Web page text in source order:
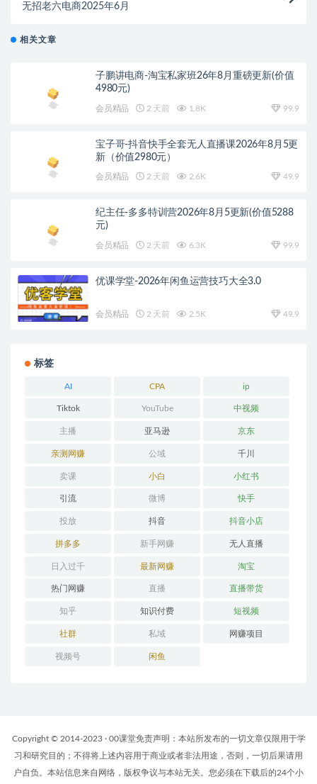
无招老六电商2025年6月
相关文章
子鹏讲电商-淘宝私家班26年8月重磅更新(价值
4980元)
会员精品 2 天前 1.8K 99.9
宝子哥-抖音快手全套无人直播课2026年8月5更
新（价值2980元）
会员精品 2 天前 2.6K 49.9
纪主任-多多特训营2026年8月5更新(价值5288
元)
会员精品 2 天前 6.3K 99.9
优课学堂-2026年闲鱼运营技巧大全3.0
会员精品 2 天前 2.5K 49.9
标签
AI CPA ip
Tiktok YouTube 中视频
主播 亚马逊 京东
亲测网赚 公域 千川
卖课 小白 小红书
引流 微博 快手
投放 抖音 抖音小店
拼多多 新手网赚 无人直播
日入过千 最新网赚 淘宝
热门网赚 直播 直播带货
知乎 知识付费 短视频
社群 私域 网赚项目
视频号 闲鱼
Copyright © 2014-2023 · 00课堂免责声明：本站所发布的一切文章仅限用于学
习和研究目的；不得将上述内容用于商业或者非法用途，否则，一切后果请用
户自负。本站信息来自网络，版权争议与本站无关。您必须在下载后的24个小